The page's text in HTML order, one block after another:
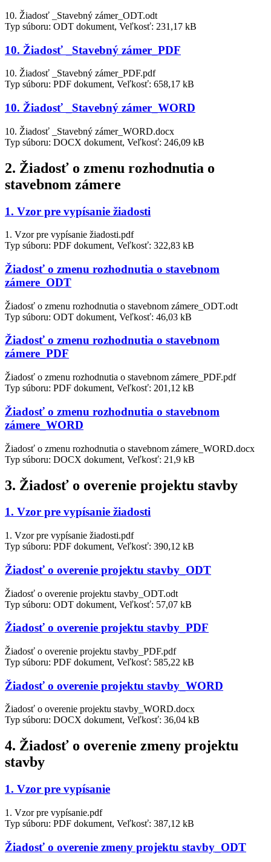
10. Žiadosť _Stavebný zámer_ODT.odt
Typ súboru: ODT dokument, Veľkosť: 231,17 kB
10. Žiadosť _Stavebný zámer_PDF
10. Žiadosť _Stavebný zámer_PDF.pdf
Typ súboru: PDF dokument, Veľkosť: 658,17 kB
10. Žiadosť _Stavebný zámer_WORD
10. Žiadosť _Stavebný zámer_WORD.docx
Typ súboru: DOCX dokument, Veľkosť: 246,09 kB
2. Žiadosť o zmenu rozhodnutia o
stavebnom zámere
1. Vzor pre vypísanie žiadosti
1. Vzor pre vypísanie žiadosti.pdf
Typ súboru: PDF dokument, Veľkosť: 322,83 kB
Žiadosť o zmenu rozhodnutia o stavebnom
zámere_ODT
Žiadosť o zmenu rozhodnutia o stavebnom zámere_ODT.odt
Typ súboru: ODT dokument, Veľkosť: 46,03 kB
Žiadosť o zmenu rozhodnutia o stavebnom
zámere_PDF
Žiadosť o zmenu rozhodnutia o stavebnom zámere_PDF.pdf
Typ súboru: PDF dokument, Veľkosť: 201,12 kB
Žiadosť o zmenu rozhodnutia o stavebnom
zámere_WORD
Žiadosť o zmenu rozhodnutia o stavebnom zámere_WORD.docx
Typ súboru: DOCX dokument, Veľkosť: 21,9 kB
3. Žiadosť o overenie projektu stavby
1. Vzor pre vypísanie žiadosti
1. Vzor pre vypísanie žiadosti.pdf
Typ súboru: PDF dokument, Veľkosť: 390,12 kB
Žiadosť o overenie projektu stavby_ODT
Žiadosť o overenie projektu stavby_ODT.odt
Typ súboru: ODT dokument, Veľkosť: 57,07 kB
Žiadosť o overenie projektu stavby_PDF
Žiadosť o overenie projektu stavby_PDF.pdf
Typ súboru: PDF dokument, Veľkosť: 585,22 kB
Žiadosť o overenie projektu stavby_WORD
Žiadosť o overenie projektu stavby_WORD.docx
Typ súboru: DOCX dokument, Veľkosť: 36,04 kB
4. Žiadosť o overenie zmeny projektu
stavby
1. Vzor pre vypísanie
1. Vzor pre vypísanie.pdf
Typ súboru: PDF dokument, Veľkosť: 387,12 kB
Žiadosť o overenie zmeny projektu stavby_ODT